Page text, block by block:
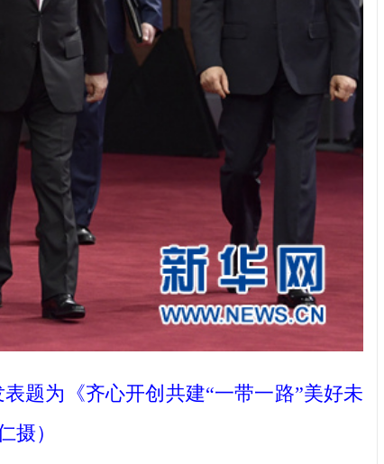
题为《齐心开创共建“一带一路”美好未
摄）